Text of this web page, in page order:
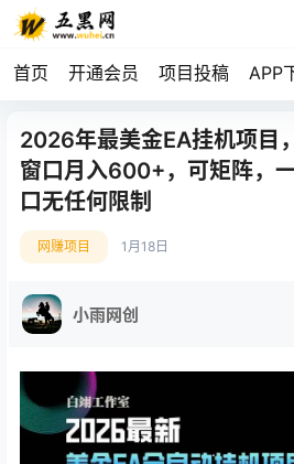
首页 开通会员 项目投稿 APP
2026年最美金EA挂机项目
窗口月入600+，可矩阵，
口无任何限制
网赚项目 1月18日
小雨网创